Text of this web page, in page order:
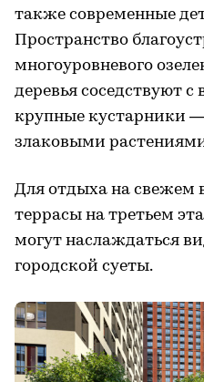
также современные
Пространство
многоуровневого
деревья соседствуют с
крупные кустарники
злаковыми
Для отдыха на свежем
террасы на третьем
могут наслаждаться
городской суеты.